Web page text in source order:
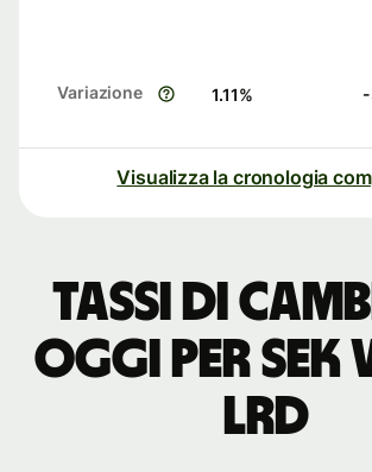
Variazione 1.11%
Visualizza la cronologia
Tassi di
oggi per SEK
LRD